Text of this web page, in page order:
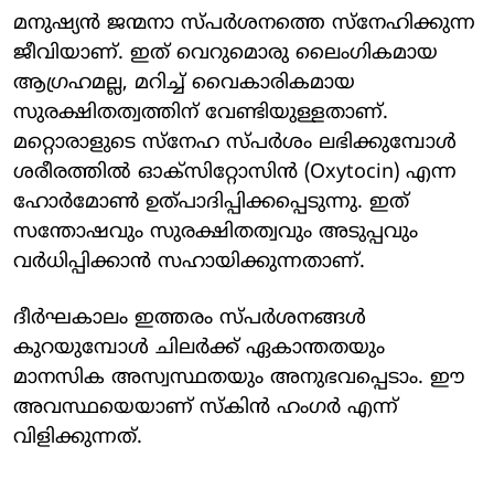
മനുഷ്യൻ ജന്മനാ സ്പർശനത്തെ സ്നേഹിക്കുന്ന
ജീവിയാണ്. ഇത് വെറുമൊരു ലൈംഗികമായ
ആഗ്രഹമല്ല, മറിച്ച് വൈകാരികമായ
സുരക്ഷിതത്വത്തിന് വേണ്ടിയുള്ളതാണ്.
മറ്റൊരാളുടെ സ്നേഹ സ്പർശം ലഭിക്കുമ്പോൾ
ശരീരത്തിൽ ഓക്സിറ്റോസിൻ (Oxytocin) എന്ന
ഹോർമോൺ ഉത്പാദിപ്പിക്കപ്പെടുന്നു. ഇത്
സന്തോഷവും സുരക്ഷിതത്വവും അടുപ്പവും
വർധിപ്പിക്കാൻ സഹായിക്കുന്നതാണ്.
ദീർഘകാലം ഇത്തരം സ്പർശനങ്ങൾ
കുറയുമ്പോൾ ചിലർക്ക് ഏകാന്തതയും
മാനസിക അസ്വസ്ഥതയും അനുഭവപ്പെടാം. ഈ
അവസ്ഥയെയാണ് സ്കിൻ ഹംഗർ എന്ന്
വിളിക്കുന്നത്.